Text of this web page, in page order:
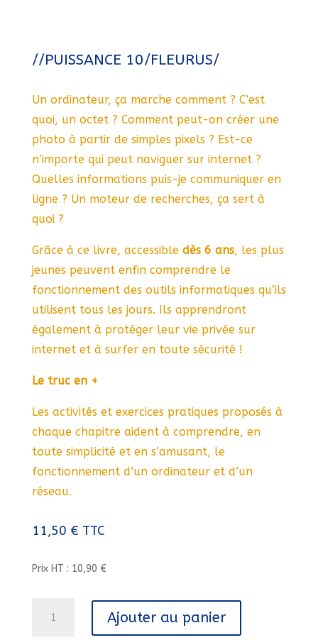
//PUISSANCE 10/FLEURUS/
Un ordinateur, ça marche comment ? C’est
quoi, un octet ? Comment peut-on créer une
photo à partir de simples pixels ? Est-ce
n’importe qui peut naviguer sur internet ?
Quelles informations puis-je communiquer en
ligne ? Un moteur de recherches, ça sert à
quoi ?
Grâce à ce livre, accessible dès 6 ans, les plus
jeunes peuvent enfin comprendre le
fonctionnement des outils informatiques qu’ils
utilisent tous les jours. Ils apprendront
également à protéger leur vie privée sur
internet et à surfer en toute sécurité !
Le truc en +
Les activités et exercices pratiques proposés à
chaque chapitre aident à comprendre, en
toute simplicité et en s’amusant, le
fonctionnement d’un ordinateur et d’un
réseau.
11,50 € TTC
Prix HT : 10,90 €
Ajouter au panier